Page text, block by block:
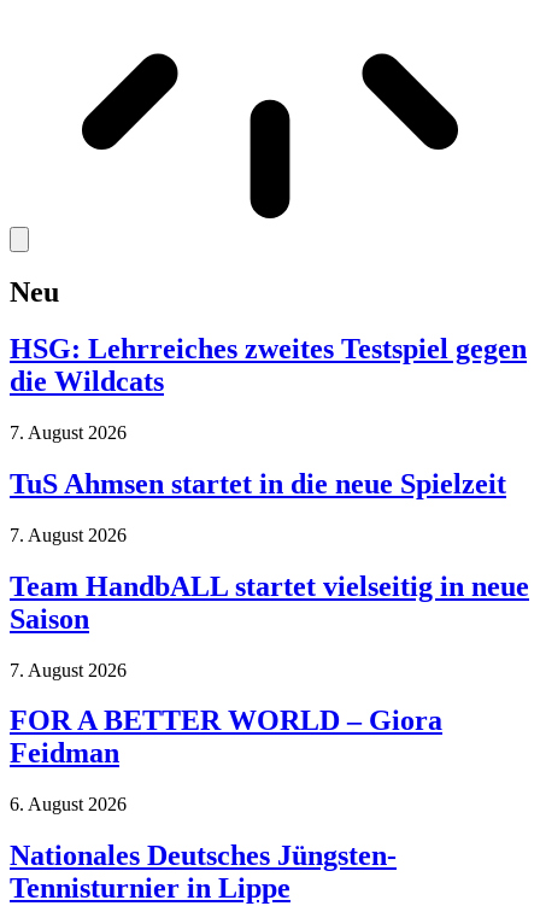
Neu
HSG: Lehrreiches zweites Testspiel gegen
die Wildcats
7. August 2026
TuS Ahmsen startet in die neue Spielzeit
7. August 2026
Team HandbALL startet vielseitig in neue
Saison
7. August 2026
FOR A BETTER WORLD – Giora
Feidman
6. August 2026
Nationales Deutsches Jüngsten-
Tennisturnier in Lippe